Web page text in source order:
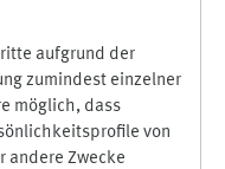
aufgrund der
zumindest einzelner
möglich, dass
von
andere Zwecke